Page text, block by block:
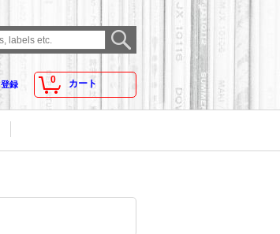
0 カート
登録